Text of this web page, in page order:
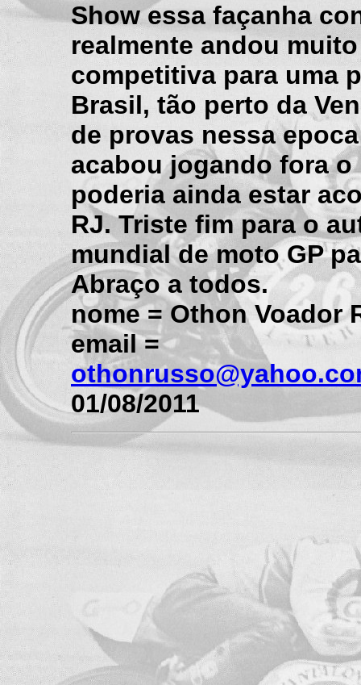
Show essa façanha
realmente andou
competitiva para uma
Brasil, tão perto da
de provas nessa
acabou jogando fora
poderia ainda estar
RJ. Triste fim para o
mundial de moto GP
Abraço a todos.
nome = Othon Voador
email =
01/08/2011